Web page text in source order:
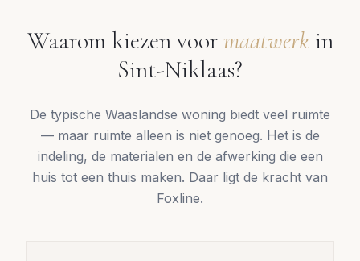
Waarom kiezen voor maatwerk in
Sint-Niklaas?
De typische Waaslandse woning biedt veel ruimte
— maar ruimte alleen is niet genoeg. Het is de
indeling, de materialen en de afwerking die een
huis tot een thuis maken. Daar ligt de kracht van
Foxline.